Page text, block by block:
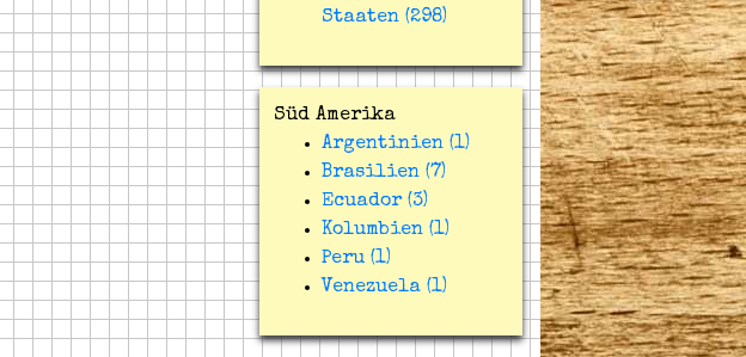
Staaten (298)
Süd Amerika
Argentinien (1)
Brasilien (7)
Ecuador (3)
Kolumbien (1)
Peru (1)
Venezuela (1)